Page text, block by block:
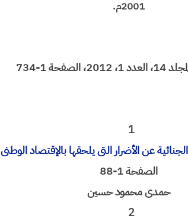
2001م.
1-734
1
عن الأضرار التی یلحقها بالإقتصاد الوطنی
الصفحة 1-88
حمدی محمود حسین
2